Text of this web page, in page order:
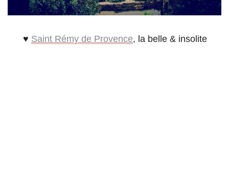
♥ Saint Rémy de Provence, la belle & insolite